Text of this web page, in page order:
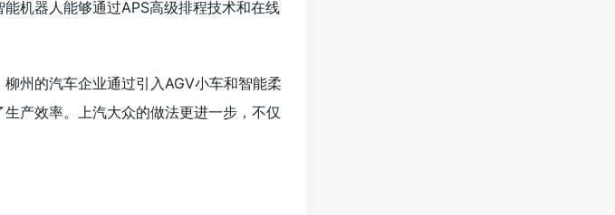
机器人能够通过APS高级排程技术和在线
州的汽车企业通过引入AGV小车和智能柔
产效率。上汽大众的做法更进一步，不仅